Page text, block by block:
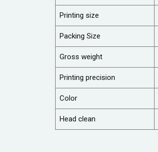
Printing size
Packing Size
Gross weight
Printing precision
Color
Head clean